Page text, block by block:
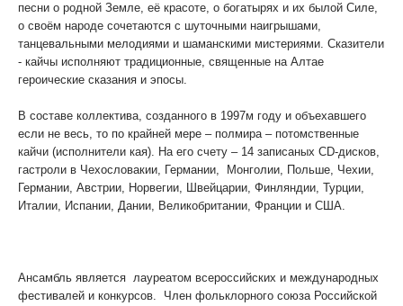
песни о родной Земле, её красоте, о богатырях и их былой Силе,
о своём народе сочетаются с шуточными наигрышами,
танцевальными мелодиями и шаманскими мистериями. Сказители
- кайчы исполняют традиционные, священные на Алтае
героические сказания и эпосы.
В составе коллектива, созданного в 1997м году и объехавшего
если не весь, то по крайней мере – полмира – потомственные
кайчи (исполнители кая). На его счету – 14 записаных СD-дисков,
гастроли в Чехословакии, Германии, Монголии, Польше, Чехии,
Германии, Австрии, Норвегии, Швейцарии, Финляндии, Турции,
Италии, Испании, Дании, Великобритании, Франции и США.
Ансамбль является лауреатом всероссийских и международных
фестивалей и конкурсов. Член фольклорного союза Российской